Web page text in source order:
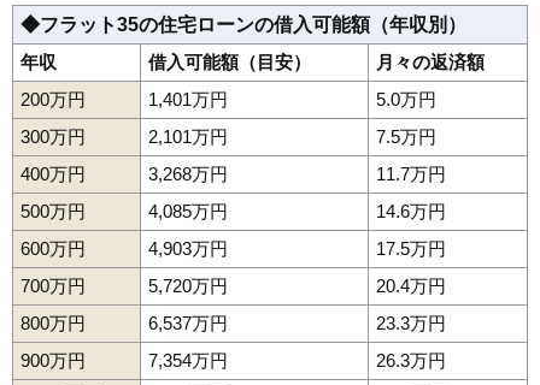
◆フラット35の住宅ローンの借入可能額（年収別）
年収
借入可能額（目安）
月々の返済額
200万円
1,401万円
5.0万円
300万円
2,101万円
7.5万円
400万円
3,268万円
11.7万円
500万円
4,085万円
14.6万円
600万円
4,903万円
17.5万円
700万円
5,720万円
20.4万円
800万円
6,537万円
23.3万円
900万円
7,354万円
26.3万円